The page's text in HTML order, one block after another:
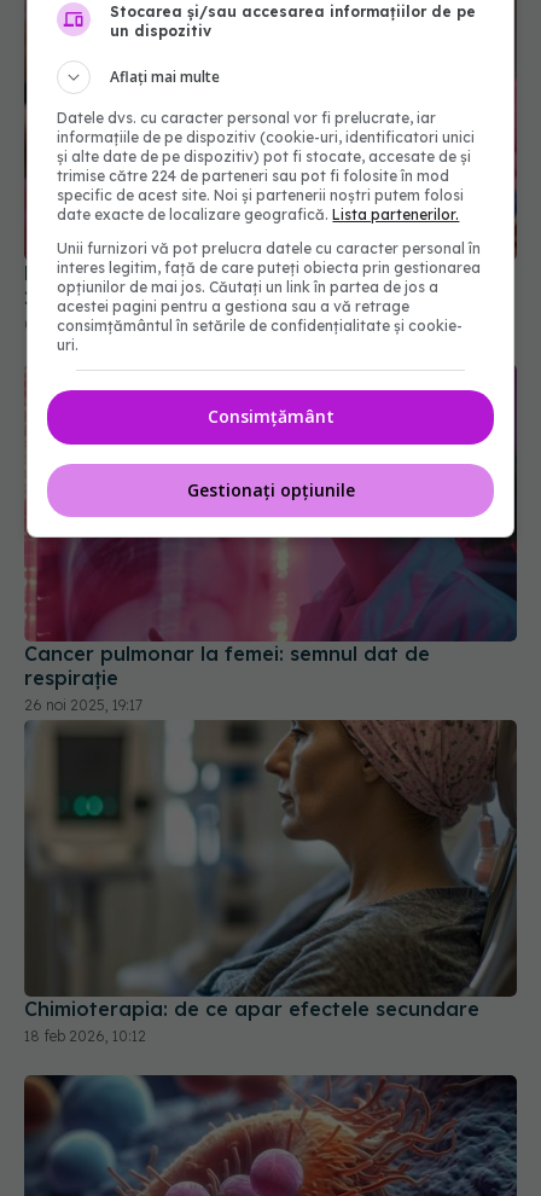
Decesele cauzate de cancer se vor dubla până în
2050, avertizează experții
09 dec 2025, 14:27
Cancer pulmonar la femei: semnul dat de
respirație
26 noi 2025, 19:17
Chimioterapia: de ce apar efectele secundare
18 feb 2026, 10:12
Stocarea și/sau accesarea informațiilor de pe
un dispozitiv
Aflați mai multe
Datele dvs. cu caracter personal vor fi prelucrate, iar
informațiile de pe dispozitiv (cookie-uri, identificatori unici
și alte date de pe dispozitiv) pot fi stocate, accesate de și
trimise către 224 de parteneri sau pot fi folosite în mod
specific de acest site. Noi și partenerii noștri putem folosi
date exacte de localizare geografică.Lista partenerilor.
Unii furnizori vă pot prelucra datele cu caracter personal în
interes legitim, față de care puteți obiecta prin gestionarea
opțiunilor de mai jos. Căutați un link în partea de jos a
acestei pagini pentru a gestiona sau a vă retrage
consimțământul în setările de confidențialitate și cookie-
uri.
Consimțământ
Gestionați opțiunile